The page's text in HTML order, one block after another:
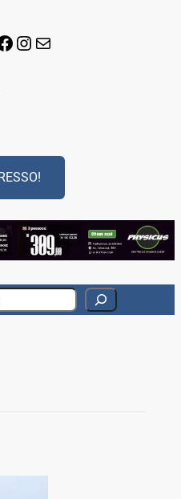
Instagram
E-mail